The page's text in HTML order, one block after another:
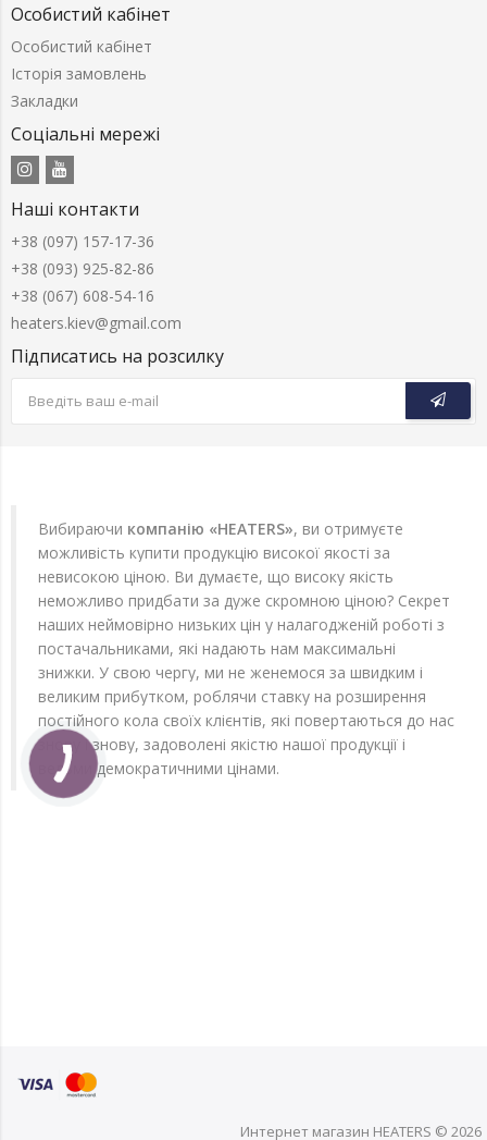
Особистий кабінет
Особистий кабінет
Історія замовлень
Закладки
Соціальні мережі
Наші контакти
+38 (097) 157-17-36
+38 (093) 925-82-86
+38 (067) 608-54-16
heaters.kiev@gmail.com
Підписатись на розсилку
Вибираючи компанію «HEATERS», ви отримуєте
можливість купити продукцію високої якості за
невисокою ціною. Ви думаєте, що високу якість
неможливо придбати за дуже скромною ціною? Секрет
наших неймовірно низьких цін у налагодженій роботі з
постачальниками, які надають нам максимальні
знижки. У свою чергу, ми не женемося за швидким і
великим прибутком, роблячи ставку на розширення
постійного кола своїх клієнтів, які повертаються до нас
знову і знову, задоволені якістю нашої продукції і
вельми демократичними цінами.
Интернет магазин HEATERS © 2026